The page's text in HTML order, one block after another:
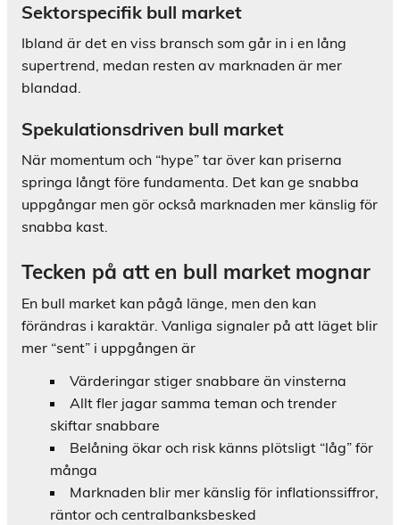
Sektorspecifik bull market
Ibland är det en viss bransch som går in i en lång
supertrend, medan resten av marknaden är mer
blandad.
Spekulationsdriven bull market
När momentum och “hype” tar över kan priserna
springa långt före fundamenta. Det kan ge snabba
uppgångar men gör också marknaden mer känslig för
snabba kast.
Tecken på att en bull market mognar
En bull market kan pågå länge, men den kan
förändras i karaktär. Vanliga signaler på att läget blir
mer “sent” i uppgången är
Värderingar stiger snabbare än vinsterna
Allt fler jagar samma teman och trender
skiftar snabbare
Belåning ökar och risk känns plötsligt “låg” för
många
Marknaden blir mer känslig för inflationssiffror,
räntor och centralbanksbesked